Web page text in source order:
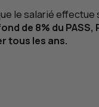
le salarié
de 8% du
tous les ans.